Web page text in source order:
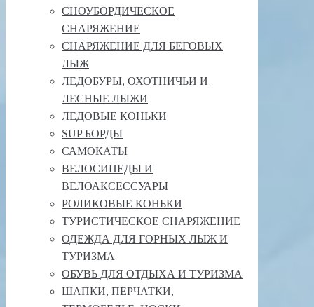
СНОУБОРДИЧЕСКОЕ
СНАРЯЖЕНИЕ
СНАРЯЖЕНИЕ ДЛЯ БЕГОВЫХ
ЛЫЖ
ЛЕДОБУРЫ, ОХОТНИЧЬИ И
ЛЕСНЫЕ ЛЫЖИ
ЛЕДОВЫЕ КОНЬКИ
SUP БОРДЫ
САМОКАТЫ
ВЕЛОСИПЕДЫ И
ВЕЛОАКСЕССУАРЫ
РОЛИКОВЫЕ КОНЬКИ
ТУРИСТИЧЕСКОЕ СНАРЯЖЕНИЕ
ОДЕЖДА ДЛЯ ГОРНЫХ ЛЫЖ И
ТУРИЗМА
ОБУВЬ ДЛЯ ОТДЫХА И ТУРИЗМА
ШАПКИ, ПЕРЧАТКИ,